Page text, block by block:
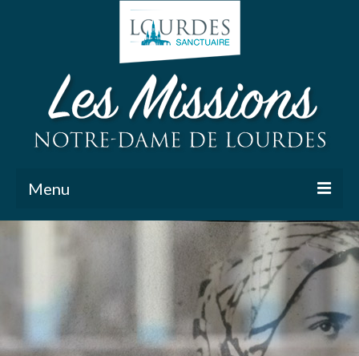
Menu
Comment recevoir une mission Notre Dame de
Les reliques de Ste Bernadette
Ressources pastorales
Actualités et photos